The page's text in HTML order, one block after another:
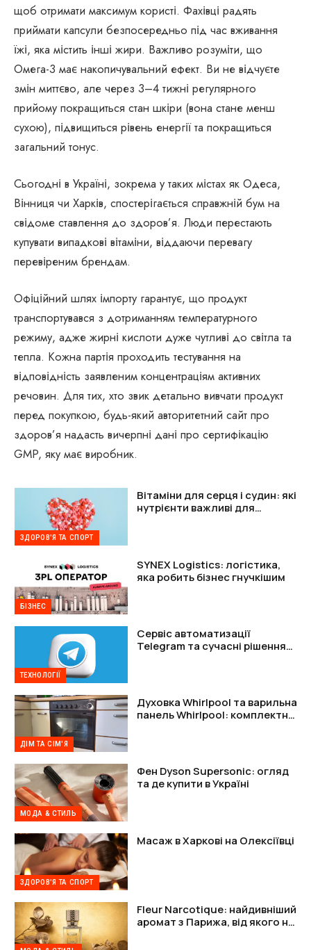
щоб отримати максимум користі. Фахівці радять
приймати капсули безпосередньо під час вживання
їжі, яка містить інші жири. Важливо розуміти, що
Омега-3 має накопичувальний ефект. Ви не відчуєте
змін миттєво, але через 3–4 тижні регулярного
прийому покращиться стан шкіри (вона стане менш
сухою), підвищиться рівень енергії та покращиться
загальний тонус.
Сьогодні в Україні, зокрема у таких містах як Одеса,
Вінниця чи Харків, спостерігається справжній бум на
свідоме ставлення до здоров’я. Люди перестають
купувати випадкові вітаміни, віддаючи перевагу
перевіреним брендам.
Офіційний шлях імпорту гарантує, що продукт
транспортувався з дотриманням температурного
режиму, адже жирні кислоти дуже чутливі до світла та
тепла. Кожна партія проходить тестування на
відповідність заявленим концентраціям активних
речовин. Для тих, хто звик детально вивчати продукт
перед покупкою, будь-який авторитетний сайт про
здоров’я надасть вичерпні дані про сертифікацію
GMP, яку має виробник.
ЗДОРОВ'Я ТА СПОРТ
Вітаміни для серця і судин: які
нутрієнти важливі для
БІЗНЕС
SYNEX Logistics: логістика,
яка робить бізнес гнучкішим
ТЕХНОЛОГІЇ
Сервіс автоматизації
Telegram та сучасні рішення
ДІМ ТА СІМ'Я
Духовка Whirlpool та варильна
панель Whirlpool: комплектне
МОДА & СТИЛЬ
Фен Dyson Supersonic: огляд
та де купити в Україні
ЗДОРОВ'Я ТА СПОРТ
Масаж в Харкові на Олексіївці
Fleur Narcotique: найдивніший
аромат з Парижа, від якого не